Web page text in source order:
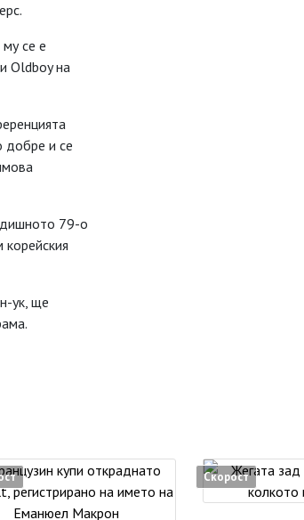
се е
Oldboy на
добре и се
79-о
ук, ще
Скорост